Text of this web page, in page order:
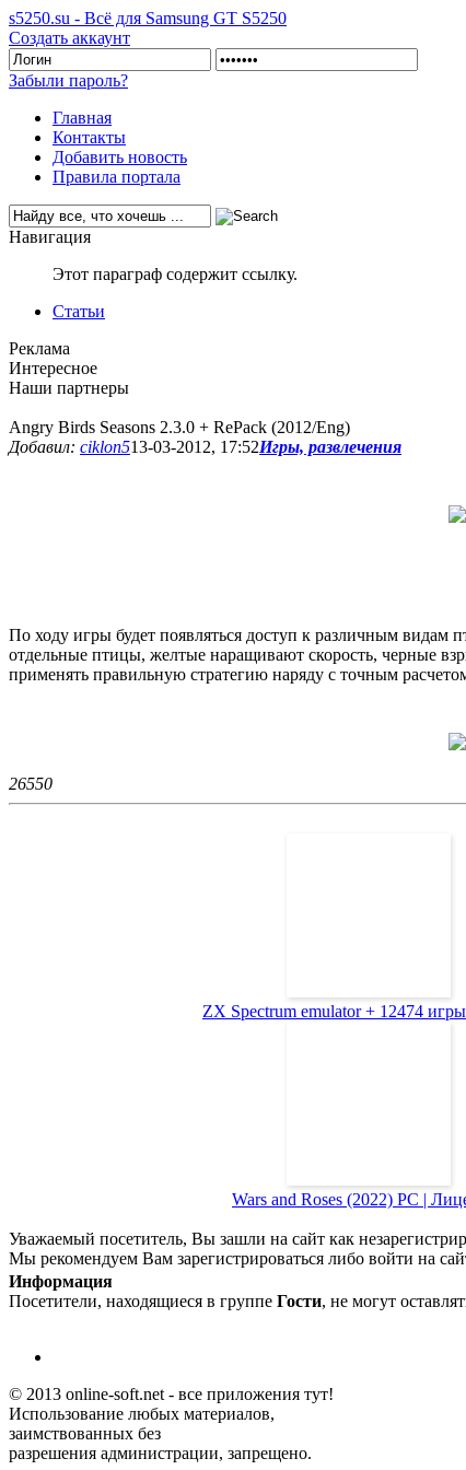
s5250.su - Всё для Samsung GT S5250
Создать аккаунт
Забыли пароль?
Главная
Контакты
Добавить новость
Правила портала
Навигация
Этот параграф содержит ссылку.
Статьи
Реклама
Интересное
Наши партнеры
Angry Birds Seasons 2.3.0 + RePack (2012/Eng)
Добавил: ciklon513-03-2012, 17:52Игры, развлечения
По ходу игры будет появляться доступ к различным видам
отдельные птицы, желтые наращивают скорость, черные
применять правильную стратегию наряду с точным
26550
ZX Spectrum emulator + 12474
Wars and Roses (2022) PC |
Уважаемый посетитель, Вы зашли на сайт как
Мы рекомендуем Вам зарегистрироваться либо войти на
Информация
Посетители, находящиеся в группе Гости, не могут
© 2013 online-soft.net - все приложения тут!
Использование любых материалов,
заимствованных без
разрешения администрации, запрещено.